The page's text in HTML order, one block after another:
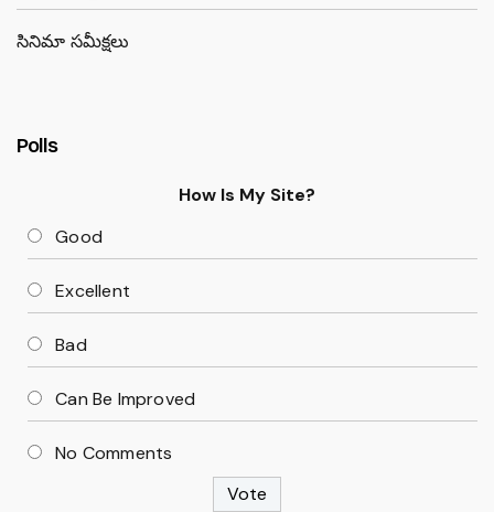
సినిమా సమీక్షలు
Polls
How Is My Site?
Good
Excellent
Bad
Can Be Improved
No Comments